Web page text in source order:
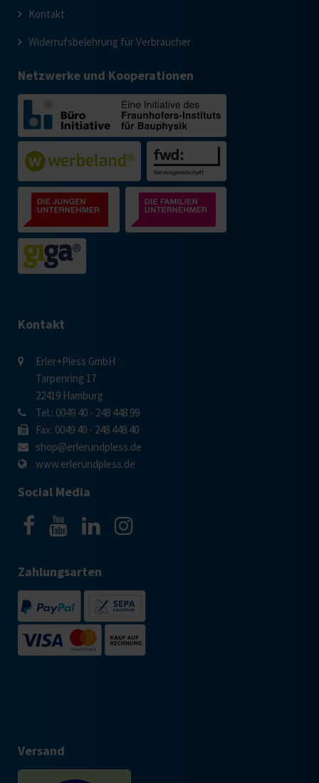
Kontakt
Widerrufsbelehrung für Verbraucher
Netzwerke und Kooperationen
Kontakt
Erler+Pless GmbH
Tarpenring 17
22419 Hamburg
Tel.: 0049 40 - 248 448 99
Fax: 0049 40 - 248 448 40
shop@erlerundpless.de
www.erlerundpless.de
Social Media
Zahlungsarten
Versand